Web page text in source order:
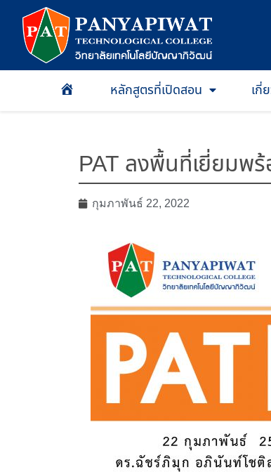
หน้าเเรก
หลักสูตรที่เปิดสอน เกี่
PAT ลงพื้นที่เยี่ยมพ
กุมภาพันธ์ 22, 2022